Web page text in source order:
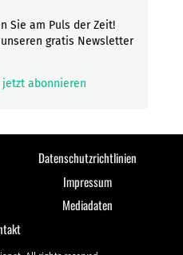
Sie am Puls der Zeit!
gratis Newsletter
abonnieren
Datenschutzrichtlinien
Impressum
Mediadaten